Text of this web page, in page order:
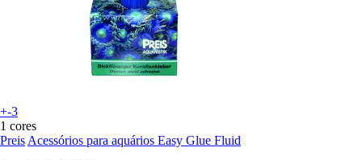
+-3
1 cores
Preis Acessórios para aquários Easy Glue Fluid